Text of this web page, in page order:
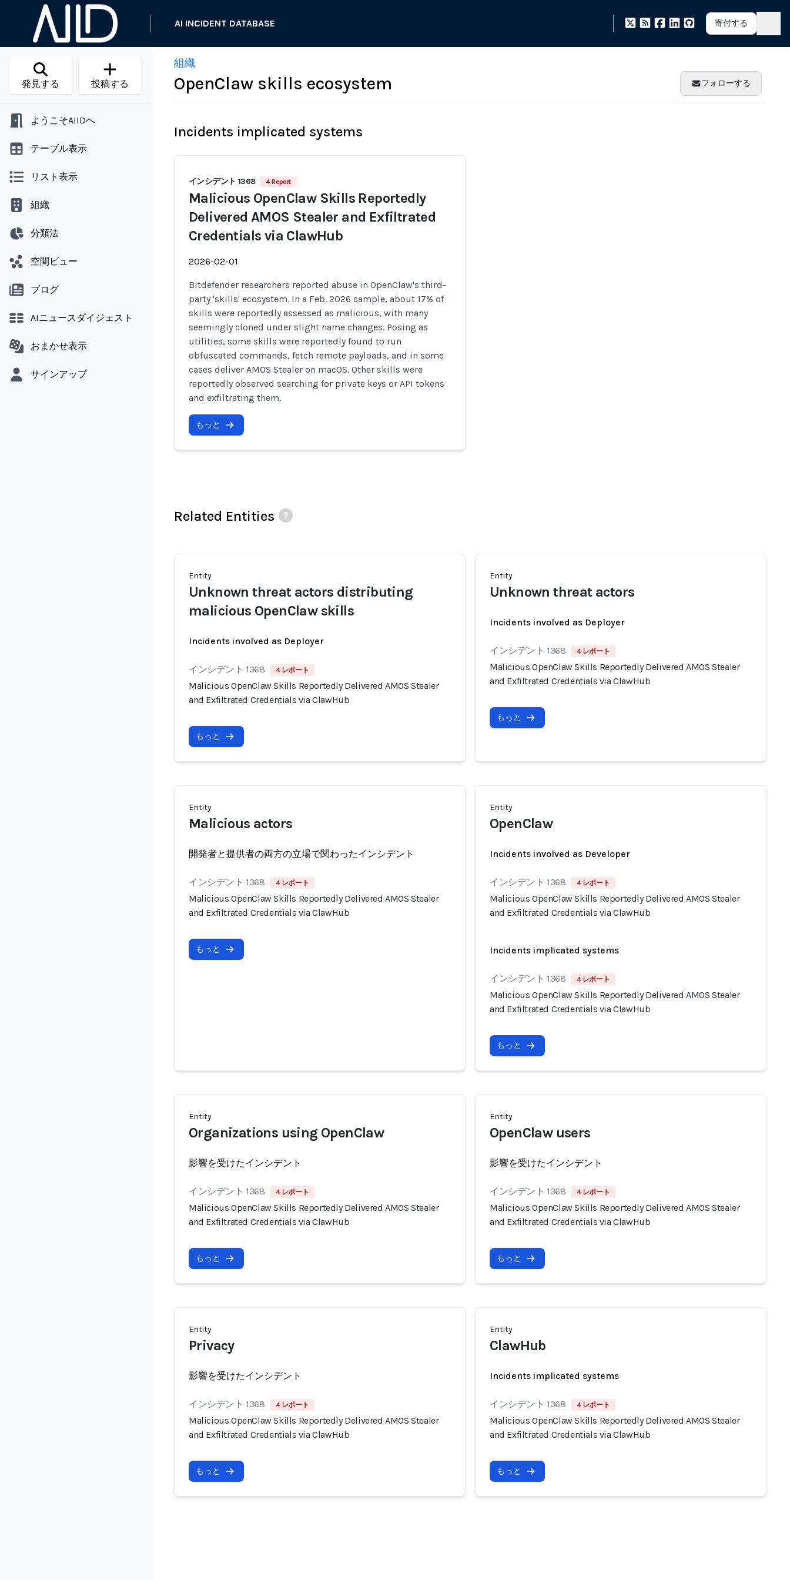
AI INCIDENT DATABASE 寄付する
発見する 投稿する
ようこそAIIDへ
テーブル表示
リスト表示
組織
分類法
空間ビュー
ブログ
AIニュースダイジェスト
おまかせ表示
サインアップ
組織
OpenClaw skills ecosystem フォローする
Incidents implicated systems
インシデント 1368 4 Report
Malicious OpenClaw Skills Reportedly
Delivered AMOS Stealer and Exfiltrated
Credentials via ClawHub
2026-02-01
Bitdefender researchers reported abuse in OpenClaw's third-
party 'skills' ecosystem. In a Feb. 2026 sample, about 17% of
skills were reportedly assessed as malicious, with many
seemingly cloned under slight name changes. Posing as
utilities, some skills were reportedly found to run
obfuscated commands, fetch remote payloads, and in some
cases deliver AMOS Stealer on macOS. Other skills were
reportedly observed searching for private keys or API tokens
and exfiltrating them.
もっと
Related Entities
Entity
Unknown threat actors distributing
malicious OpenClaw skills
Incidents involved as Deployer
インシデント 1368 4 レポート
Malicious OpenClaw Skills Reportedly Delivered AMOS Stealer
and Exfiltrated Credentials via ClawHub
もっと
Entity
Unknown threat actors
Incidents involved as Deployer
インシデント 1368 4 レポート
Malicious OpenClaw Skills Reportedly Delivered AMOS Stealer
and Exfiltrated Credentials via ClawHub
もっと
Entity
Malicious actors
開発者と提供者の両方の立場で関わったインシデント
インシデント 1368 4 レポート
Malicious OpenClaw Skills Reportedly Delivered AMOS Stealer
and Exfiltrated Credentials via ClawHub
もっと
Entity
OpenClaw
Incidents involved as Developer
インシデント 1368 4 レポート
Malicious OpenClaw Skills Reportedly Delivered AMOS Stealer
and Exfiltrated Credentials via ClawHub
Incidents implicated systems
インシデント 1368 4 レポート
Malicious OpenClaw Skills Reportedly Delivered AMOS Stealer
and Exfiltrated Credentials via ClawHub
もっと
Entity
Organizations using OpenClaw
影響を受けたインシデント
インシデント 1368 4 レポート
Malicious OpenClaw Skills Reportedly Delivered AMOS Stealer
and Exfiltrated Credentials via ClawHub
もっと
Entity
OpenClaw users
影響を受けたインシデント
インシデント 1368 4 レポート
Malicious OpenClaw Skills Reportedly Delivered AMOS Stealer
and Exfiltrated Credentials via ClawHub
もっと
Entity
Privacy
影響を受けたインシデント
インシデント 1368 4 レポート
Malicious OpenClaw Skills Reportedly Delivered AMOS Stealer
and Exfiltrated Credentials via ClawHub
もっと
Entity
ClawHub
Incidents implicated systems
インシデント 1368 4 レポート
Malicious OpenClaw Skills Reportedly Delivered AMOS Stealer
and Exfiltrated Credentials via ClawHub
もっと